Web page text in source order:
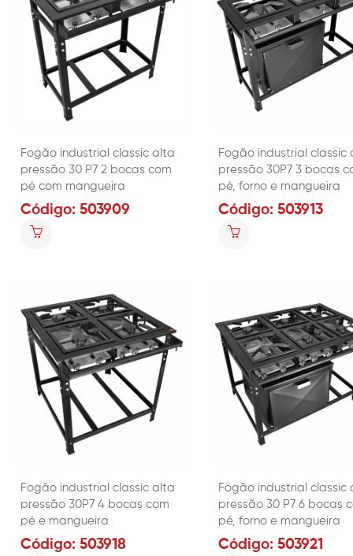
Fogão industrial classic alta
pressão 30 P7 2 bocas com
pé com mangueira
Código: 503909
Fogão industrial classic
pressão 30P7 3 bocas
pé, forno e mangueira
Código: 503913
Fogão industrial classic alta
pressão 30P7 4 bocas com
pé e mangueira
Código: 503918
Fogão industrial classic
pressão 30 P7 6 bocas
pé, forno e mangueira
Código: 503921